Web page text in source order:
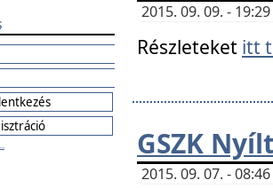
2015. 09. 09. -
Részleteket itt
GSZK
2015. 09. 07. -